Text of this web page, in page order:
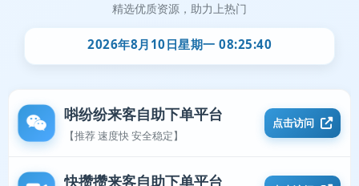
精选优质资源，助力上热门
2026年8月10日星期一 08:25:41
唞纷纷来客自助下单平台
【推荐 速度快 安全稳定】
点击访问
快攒攒来客自助下单平台